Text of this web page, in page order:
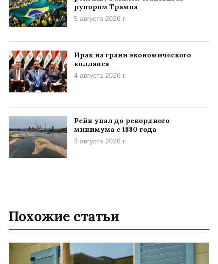
рупором Трампа
5 августа 2026 г.
Ирак на грани экономического
коллапса
4 августа 2026 г.
Рейн упал до рекордного
минимума с 1880 года
3 августа 2026 г.
Похожие статьи